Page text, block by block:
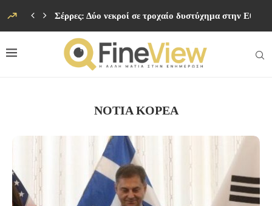
Σέρρες: Δύο νεκροί σε τροχαίο δυστύχημα στην
ΝΌΤΙΑ ΚΟΡΈΑ